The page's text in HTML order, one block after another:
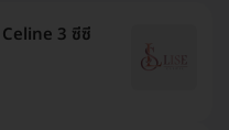
Celine 3 ซีซี